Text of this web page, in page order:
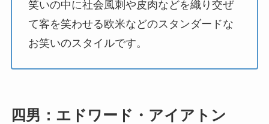
笑いの中に社会風刺や皮肉などを織り交ぜ
て客を笑わせる欧米などのスタンダードな
お笑いのスタイルです。
四男：エドワード・アイアトン